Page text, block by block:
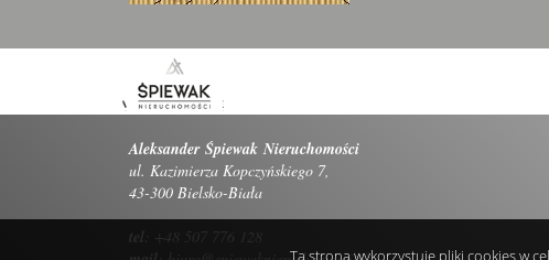
Aleksander Śpiewak Nieruchomości
ul. Kazimierza Kopczyńskiego 7,
43-300 Bielsko-Biała
tel : +48 507 776 128
Ta strona wykorzystuje pliki cookies w